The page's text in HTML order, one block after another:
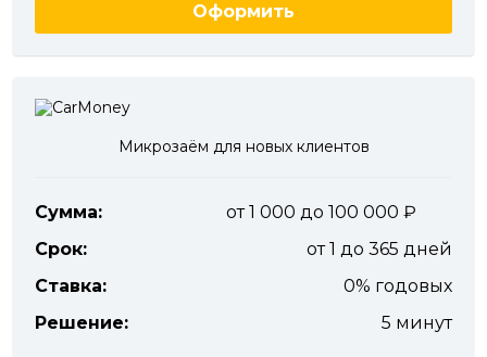
Оформить
Микрозаём для новых клиентов
Сумма:
от 1 000 до 100 000
Срок:
от 1 до 365 дней
Ставка:
0% годовых
Решение:
5 минут